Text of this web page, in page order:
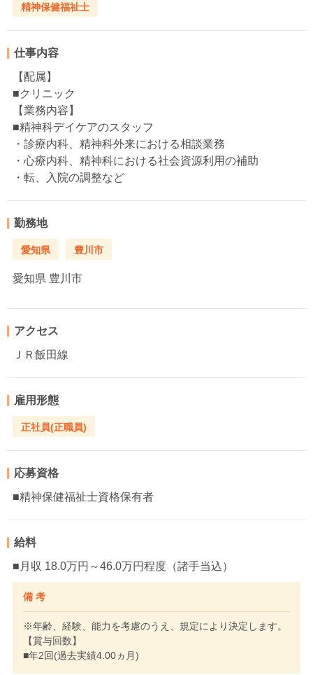
精神保健福祉士
仕事内容
【配属】
■クリニック
【業務内容】
■精神科デイケアのスタッフ
・診療内科、精神科外来における相談業務
・心療内科、精神科における社会資源利用の補助
・転、入院の調整など
勤務地
愛知県 豊川市
愛知県 豊川市
アクセス
ＪＲ飯田線
雇用形態
正社員(正職員)
応募資格
■精神保健福祉士資格保有者
給料
■月収 18.0万円～46.0万円程度（諸手当込）
備 考
※年齢、経験、能力を考慮のうえ、規定により決定します。
【賞与回数】
■年2回(過去実績4.00ヵ月)